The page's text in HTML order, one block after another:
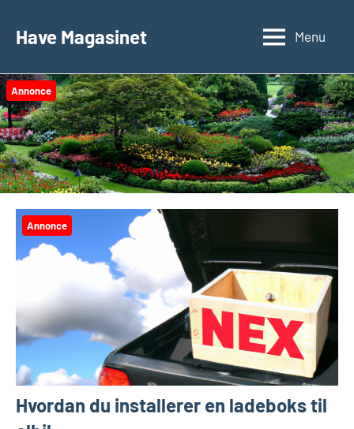
Have Magasinet Menu
Annonce
Annonce
Hvordan du installerer en ladeboks til